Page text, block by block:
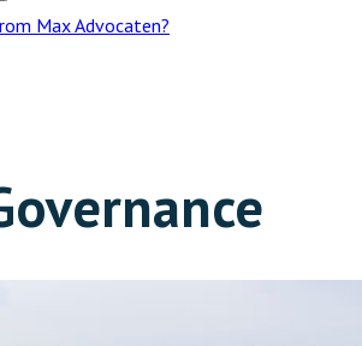
Max Advocaten?